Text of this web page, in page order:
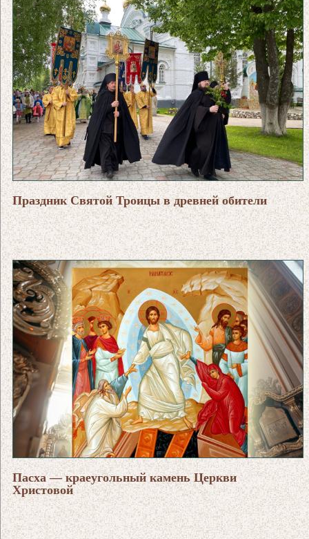
Праздник Святой Троицы в древней обители
Пасха — краеугольный камень Церкви
Христовой